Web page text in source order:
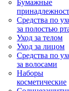
Бумажные
Средства по
за полостью
Уход за телом
Уход за лицом
Средства по
за волосами
Наборы
косметические